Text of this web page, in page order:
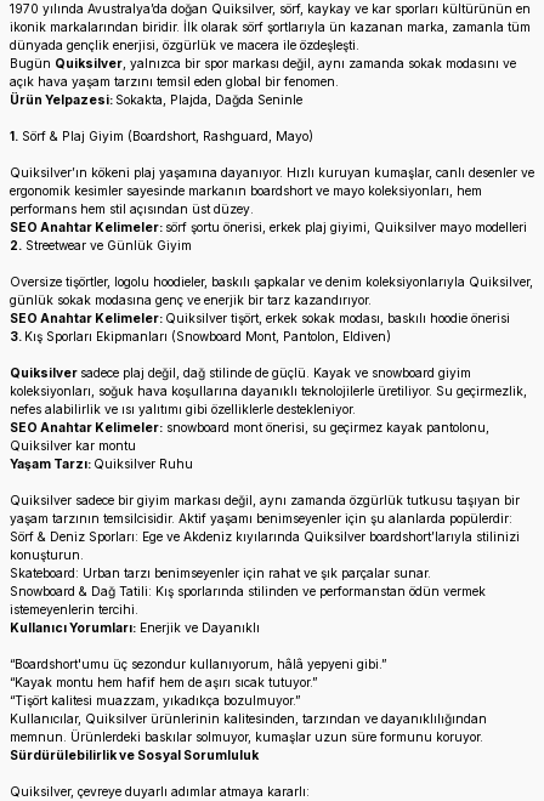
1970 yılında Avustralya’da doğan Quiksilver, sörf, kaykay ve kar sporları kültürünün en
ikonik markalarından biridir. İlk olarak sörf şortlarıyla ün kazanan marka, zamanla tüm
dünyada gençlik enerjisi, özgürlük ve macera ile özdeşleşti.
Bugün Quiksilver , yalnızca bir spor markası değil, aynı zamanda sokak modasını ve
açık hava yaşam tarzını temsil eden global bir fenomen.
Ürün Yelpazesi: Sokakta, Plajda, Dağda Seninle
1. Sörf & Plaj Giyim (Boardshort, Rashguard, Mayo)
Quiksilver’ın kökeni plaj yaşamına dayanıyor. Hızlı kuruyan kumaşlar, canlı desenler ve
ergonomik kesimler sayesinde markanın boardshort ve mayo koleksiyonları, hem
performans hem stil açısından üst düzey.
SEO Anahtar Kelimeler: sörf şortu önerisi, erkek plaj giyimi, Quiksilver mayo modelleri
2. Streetwear ve Günlük Giyim
Oversize tişörtler, logolu hoodieler, baskılı şapkalar ve denim koleksiyonlarıyla Quiksilver,
günlük sokak modasına genç ve enerjik bir tarz kazandırıyor.
SEO Anahtar Kelimeler: Quiksilver tişört, erkek sokak modası, baskılı hoodie önerisi
3. Kış Sporları Ekipmanları (Snowboard Mont, Pantolon, Eldiven)
Quiksilver sadece plaj değil, dağ stilinde de güçlü. Kayak ve snowboard giyim
koleksiyonları, soğuk hava koşullarına dayanıklı teknolojilerle üretiliyor. Su geçirmezlik,
nefes alabilirlik ve ısı yalıtımı gibi özelliklerle destekleniyor.
SEO Anahtar Kelimeler: snowboard mont önerisi, su geçirmez kayak pantolonu,
Quiksilver kar montu
Yaşam Tarzı: Quiksilver Ruhu
Quiksilver sadece bir giyim markası değil, aynı zamanda özgürlük tutkusu taşıyan bir
yaşam tarzının temsilcisidir. Aktif yaşamı benimseyenler için şu alanlarda popülerdir:
Sörf & Deniz Sporları: Ege ve Akdeniz kıyılarında Quiksilver boardshort’larıyla stilinizi
konuşturun.
Skateboard: Urban tarzı benimseyenler için rahat ve şık parçalar sunar.
Snowboard & Dağ Tatili: Kış sporlarında stilinden ve performanstan ödün vermek
istemeyenlerin tercihi.
Kullanıcı Yorumları: Enerjik ve Dayanıklı
“Boardshort'umu üç sezondur kullanıyorum, hâlâ yepyeni gibi.”
“Kayak montu hem hafif hem de aşırı sıcak tutuyor.”
“Tişört kalitesi muazzam, yıkadıkça bozulmuyor.”
Kullanıcılar, Quiksilver ürünlerinin kalitesinden, tarzından ve dayanıklılığından
memnun. Ürünlerdeki baskılar solmuyor, kumaşlar uzun süre formunu koruyor.
Sürdürülebilirlik ve Sosyal Sorumluluk
Quiksilver, çevreye duyarlı adımlar atmaya kararlı: